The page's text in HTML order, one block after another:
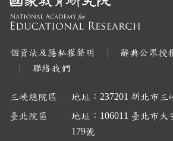
個資法及隱私權聲明 辭典公眾授
聯絡我們
三峽總院區
地址：237201 新北市三
臺北院區
地址：106011 臺北市
179號